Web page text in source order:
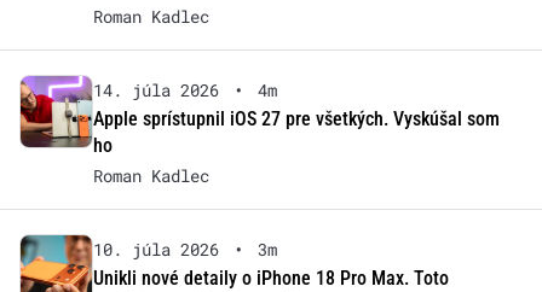
Roman Kadlec
14. júla 2026 •
4m
Apple sprístupnil iOS 27 pre všetkých. Vyskúšal som
ho
Roman Kadlec
10. júla 2026 •
3m
Unikli nové detaily o iPhone 18 Pro Max. Toto